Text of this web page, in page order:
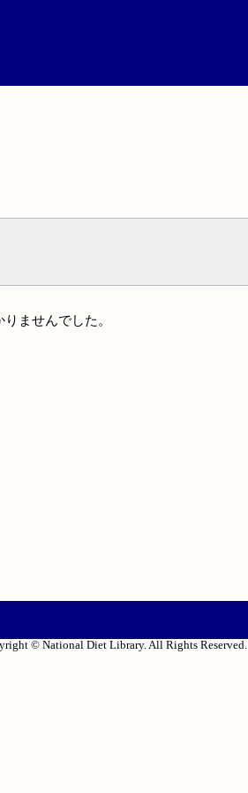
ませんでした。
© National Diet Library. All Rights Reserved.